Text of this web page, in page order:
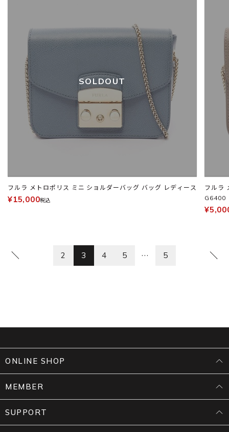
SOLDOUT
フルラ メトロポリス ミニ ショルダーバッグ バッグ レディース
¥15,000税込
フルラ メトロポリス ミニ ショルダーバッグ バッグ レディース
G6400
2 3 4 5 … 5
ONLINE SHOP
MEMBER
SUPPORT